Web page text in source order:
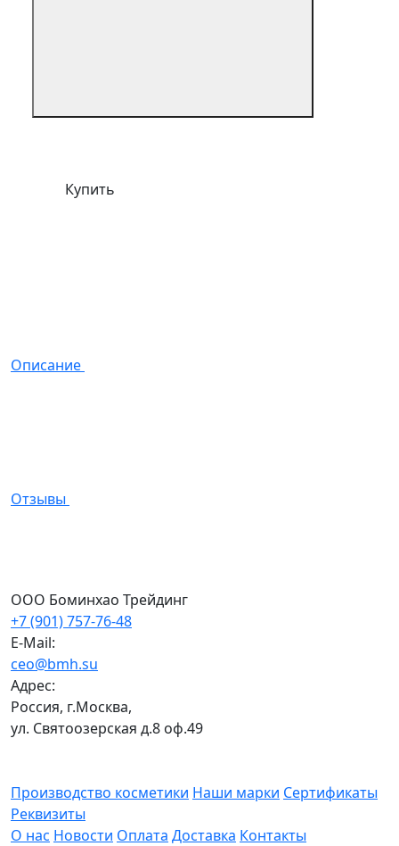
Купить
Описание
Отзывы
ООО Боминхао Трейдинг
+7 (901) 757-76-48
E-Mail:
ceo@bmh.su
Адрес:
Россия, г.Москва,
ул. Святоозерская д.8 оф.49
Производство косметики Наши марки Сертификаты
Реквизиты
О нас Новости Оплата Доставка Контакты